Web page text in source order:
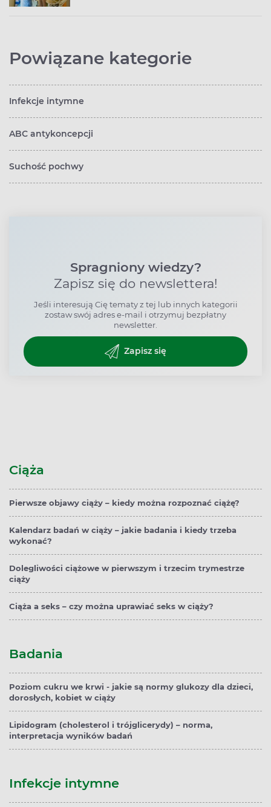
Powiązane kategorie
Infekcje intymne
ABC antykoncepcji
Suchość pochwy
Spragniony wiedzy?
Zapisz się do newslettera!
Jeśli interesują Cię tematy z tej lub innych kategorii
zostaw swój adres e-mail i otrzymuj bezpłatny
newsletter.
Zapisz się
Ciąża
Pierwsze objawy ciąży – kiedy można rozpoznać ciążę?
Kalendarz badań w ciąży – jakie badania i kiedy trzeba
wykonać?
Dolegliwości ciążowe w pierwszym i trzecim trymestrze
ciąży
Ciąża a seks – czy można uprawiać seks w ciąży?
Badania
Poziom cukru we krwi - jakie są normy glukozy dla dzieci,
dorosłych, kobiet w ciąży
Lipidogram (cholesterol i trójglicerydy) – norma,
interpretacja wyników badań
Infekcje intymne